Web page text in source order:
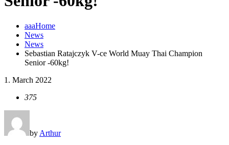
aaaHome
News
News
Sebastian Ratajczyk V-ce World Muay Thai Champion
Senior -60kg!
1. March 2022
375
by Arthur